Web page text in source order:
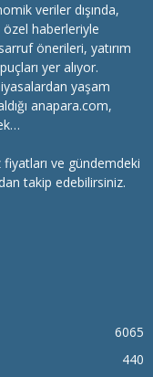
veriler dışında,
haberleriyle
önerileri, yatırım
yer alıyor.
yaşam
anapara.com,
ve gündemdeki
takip edebilirsiniz.
6065
440